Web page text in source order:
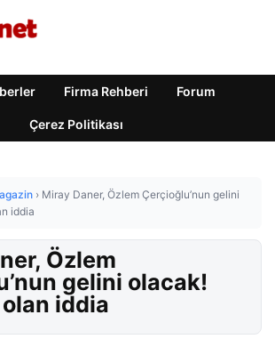
Firma Rehberi Forum
Çerez Politikası
› Miray Daner, Özlem Çerçioğlu’nun gelini
iddia
Özlem
gelini olacak!
iddia